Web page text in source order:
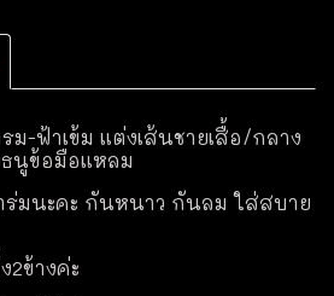
ม-ฟ้าเข้ม แต่งเส้นชายเสื้อ/กลาง
นูข้อมือแหลม
ร่มนะคะ กันหนาว กันลม ใส่สบาย
2ข้างค่ะ